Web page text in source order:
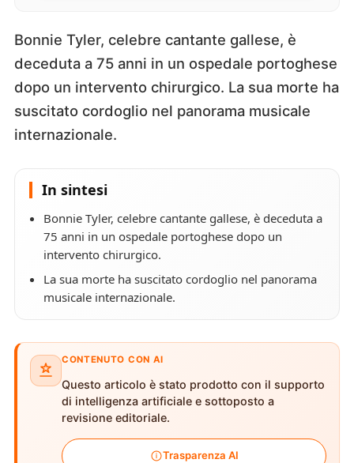
Bonnie Tyler, celebre cantante gallese, è
deceduta a 75 anni in un ospedale portoghese
dopo un intervento chirurgico. La sua morte ha
suscitato cordoglio nel panorama musicale
internazionale.
In sintesi
Bonnie Tyler, celebre cantante gallese, è deceduta a
75 anni in un ospedale portoghese dopo un
intervento chirurgico.
La sua morte ha suscitato cordoglio nel panorama
musicale internazionale.
CONTENUTO CON AI
Questo articolo è stato prodotto con il supporto
di intelligenza artificiale e sottoposto a
revisione editoriale.
Trasparenza AI